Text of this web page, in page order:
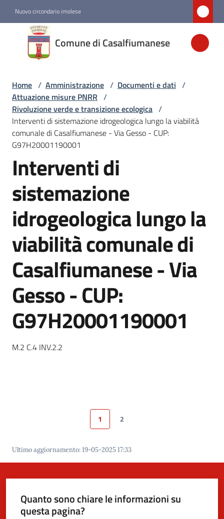
Nuovo circondario imolese
Comune di Casalfiumanese
Comune di
Casalfiumanese
Amministrazione
Menu selezionato
Novità
Servizi
Vivere
Casalfiumanese
5x1000
Servizi
on-
line
gli
Home / Amministrazione / Documenti e dati /
Attuazione misure PNRR /
Rivoluzione verde e transizione ecologica /
Interventi di sistemazione idrogeologica lungo la viabilità
comunale di Casalfiumanese - Via Gesso - CUP:
G97H20001190001
Interventi di
sistemazione
idrogeologica lungo la
viabilità comunale di
Casalfiumanese - Via
Gesso - CUP:
G97H20001190001
M.2 C.4 INV.2.2
Pagina precedente
Pagina
1 Pagina
2
Ultimo aggiornamento:19-05-2025 17:33
Quanto sono chiare le informazioni su
questa pagina?